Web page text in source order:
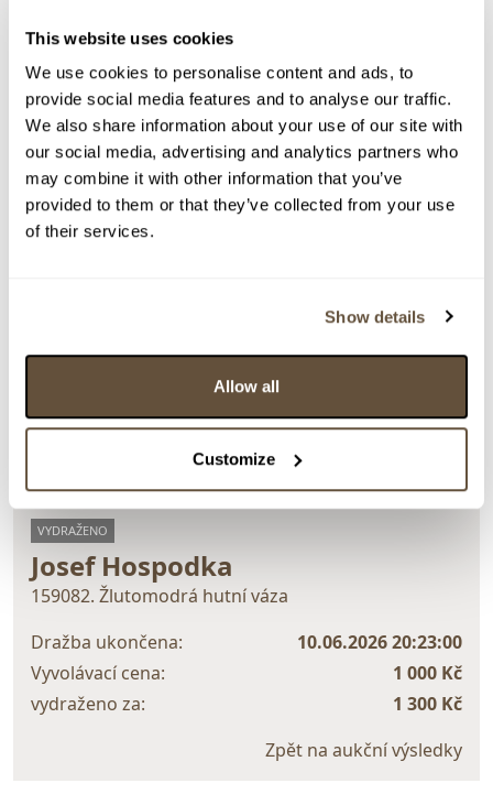
This website uses cookies
We use cookies to personalise content and ads, to
provide social media features and to analyse our traffic.
We also share information about your use of our site with
our social media, advertising and analytics partners who
may combine it with other information that you’ve
provided to them or that they’ve collected from your use
of their services.
Show details
Allow all
Customize
> Zobrazit detail položky a informace o autorovi
> zpět na aukční výsledky
VYDRAŽENO
Josef Hospodka
159082. Žlutomodrá hutní váza
Dražba ukončena:
10.06.2026 20:23:00
Vyvolávací cena:
1 000 Kč
vydraženo za:
1 300 Kč
Zpět na aukční výsledky